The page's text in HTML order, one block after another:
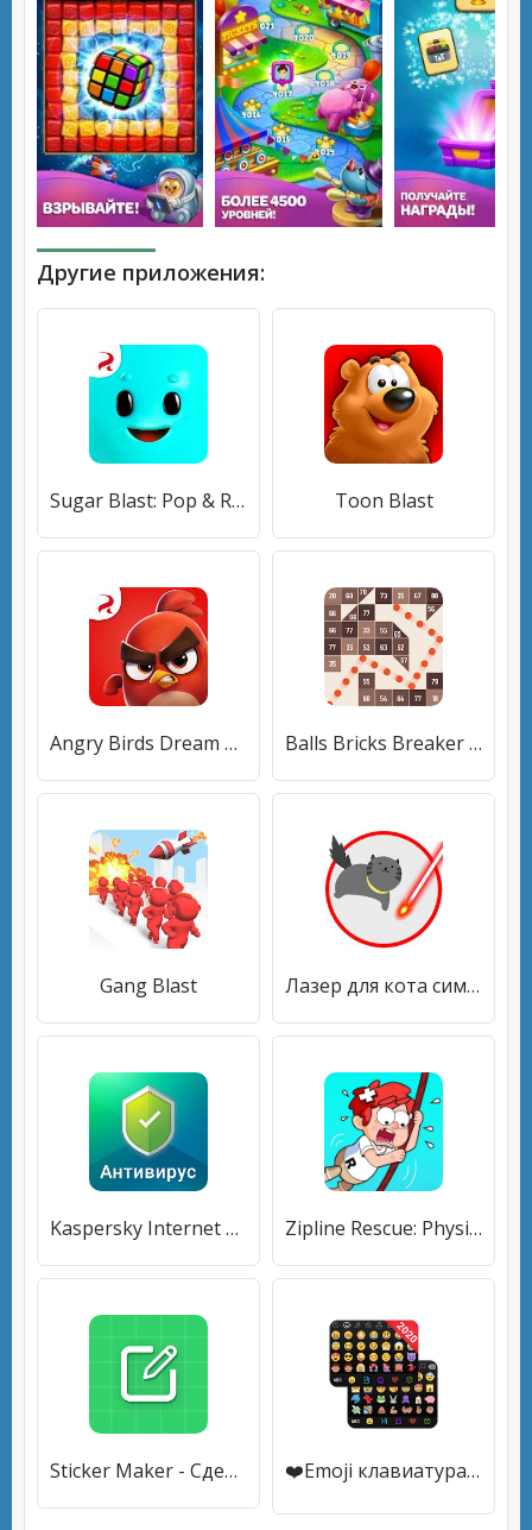
Другие приложения:
Sugar Blast: Pop & Relax Toon Blast
Angry Birds Dream Blast - дрим бласт пазл Balls Bricks Breaker - Stack Blast
Gang Blast Лазер для кота симулятор. Игрушка котенка
Kaspersky Internet Security: Антивирус и Защита Zipline Rescue: Physics Game
Sticker Maker - Сделайте стикерпак ❤️Emoji клавиатура - милые смайлики, GIF, стикеры